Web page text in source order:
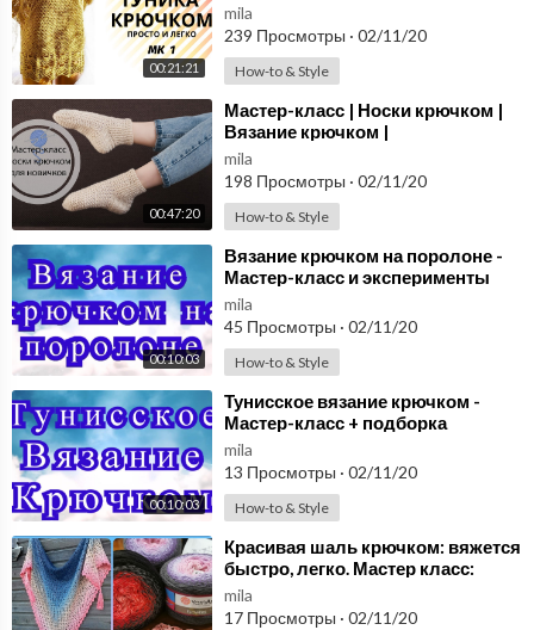
00:21:21
mila
239 Просмотры · 02/11/20
How-to & Style
00:47:20
⁣Мастер-класс | Носки крючком |
Вязание крючком |
mila
198 Просмотры · 02/11/20
How-to & Style
00:10:03
⁣Вязание крючком на поролоне -
Мастер-класс и эксперименты
mila
45 Просмотры · 02/11/20
How-to & Style
00:10:03
⁣Тунисское вязание крючком -
Мастер-класс + подборка
моделей
mila
13 Просмотры · 02/11/20
How-to & Style
⁣Красивая шаль крючком: вяжется
быстро, легко. Мастер класс:
вязание крючком для
начинающих. Схема
mila
17 Просмотры · 02/11/20